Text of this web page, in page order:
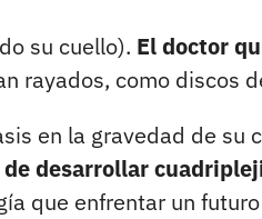
su cuello). El doctor
rayados, como discos
en la gravedad de su
desarrollar
que enfrentar un